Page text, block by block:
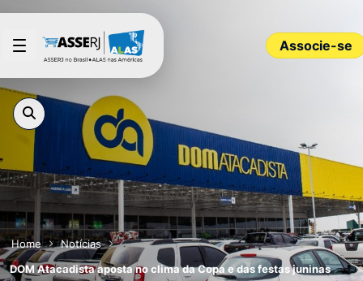
Pular para o Conteúdo principal
Associe-se
Home
Notícias
DOM Atacadista aposta no clima da Copa e das festas juninas